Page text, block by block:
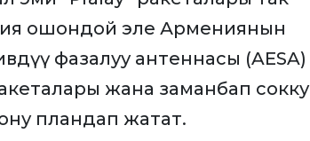
ошондой эле Армениянын
фазалуу антеннасы (AESA)
жана заманбап сокку
пландап жатат.